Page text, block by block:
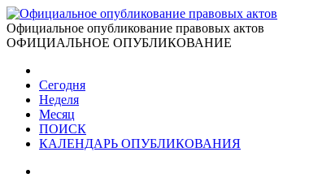
Официальное опубликование правовых актов
ОФИЦИАЛЬНОЕ ОПУБЛИКОВАНИЕ
Сегодня
Неделя
Месяц
ПОИСК
КАЛЕНДАРЬ ОПУБЛИКОВАНИЯ